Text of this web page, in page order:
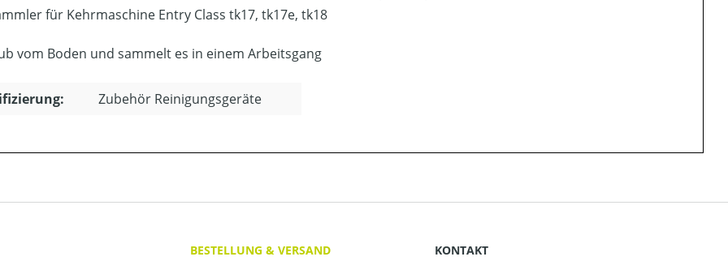
für Kehrmaschine Entry Class tk17, tk17e, tk18
vom Boden und sammelt es in einem Arbeitsgang
Zubehör Reinigungsgeräte
BESTELLUNG & VERSAND
KONTAKT